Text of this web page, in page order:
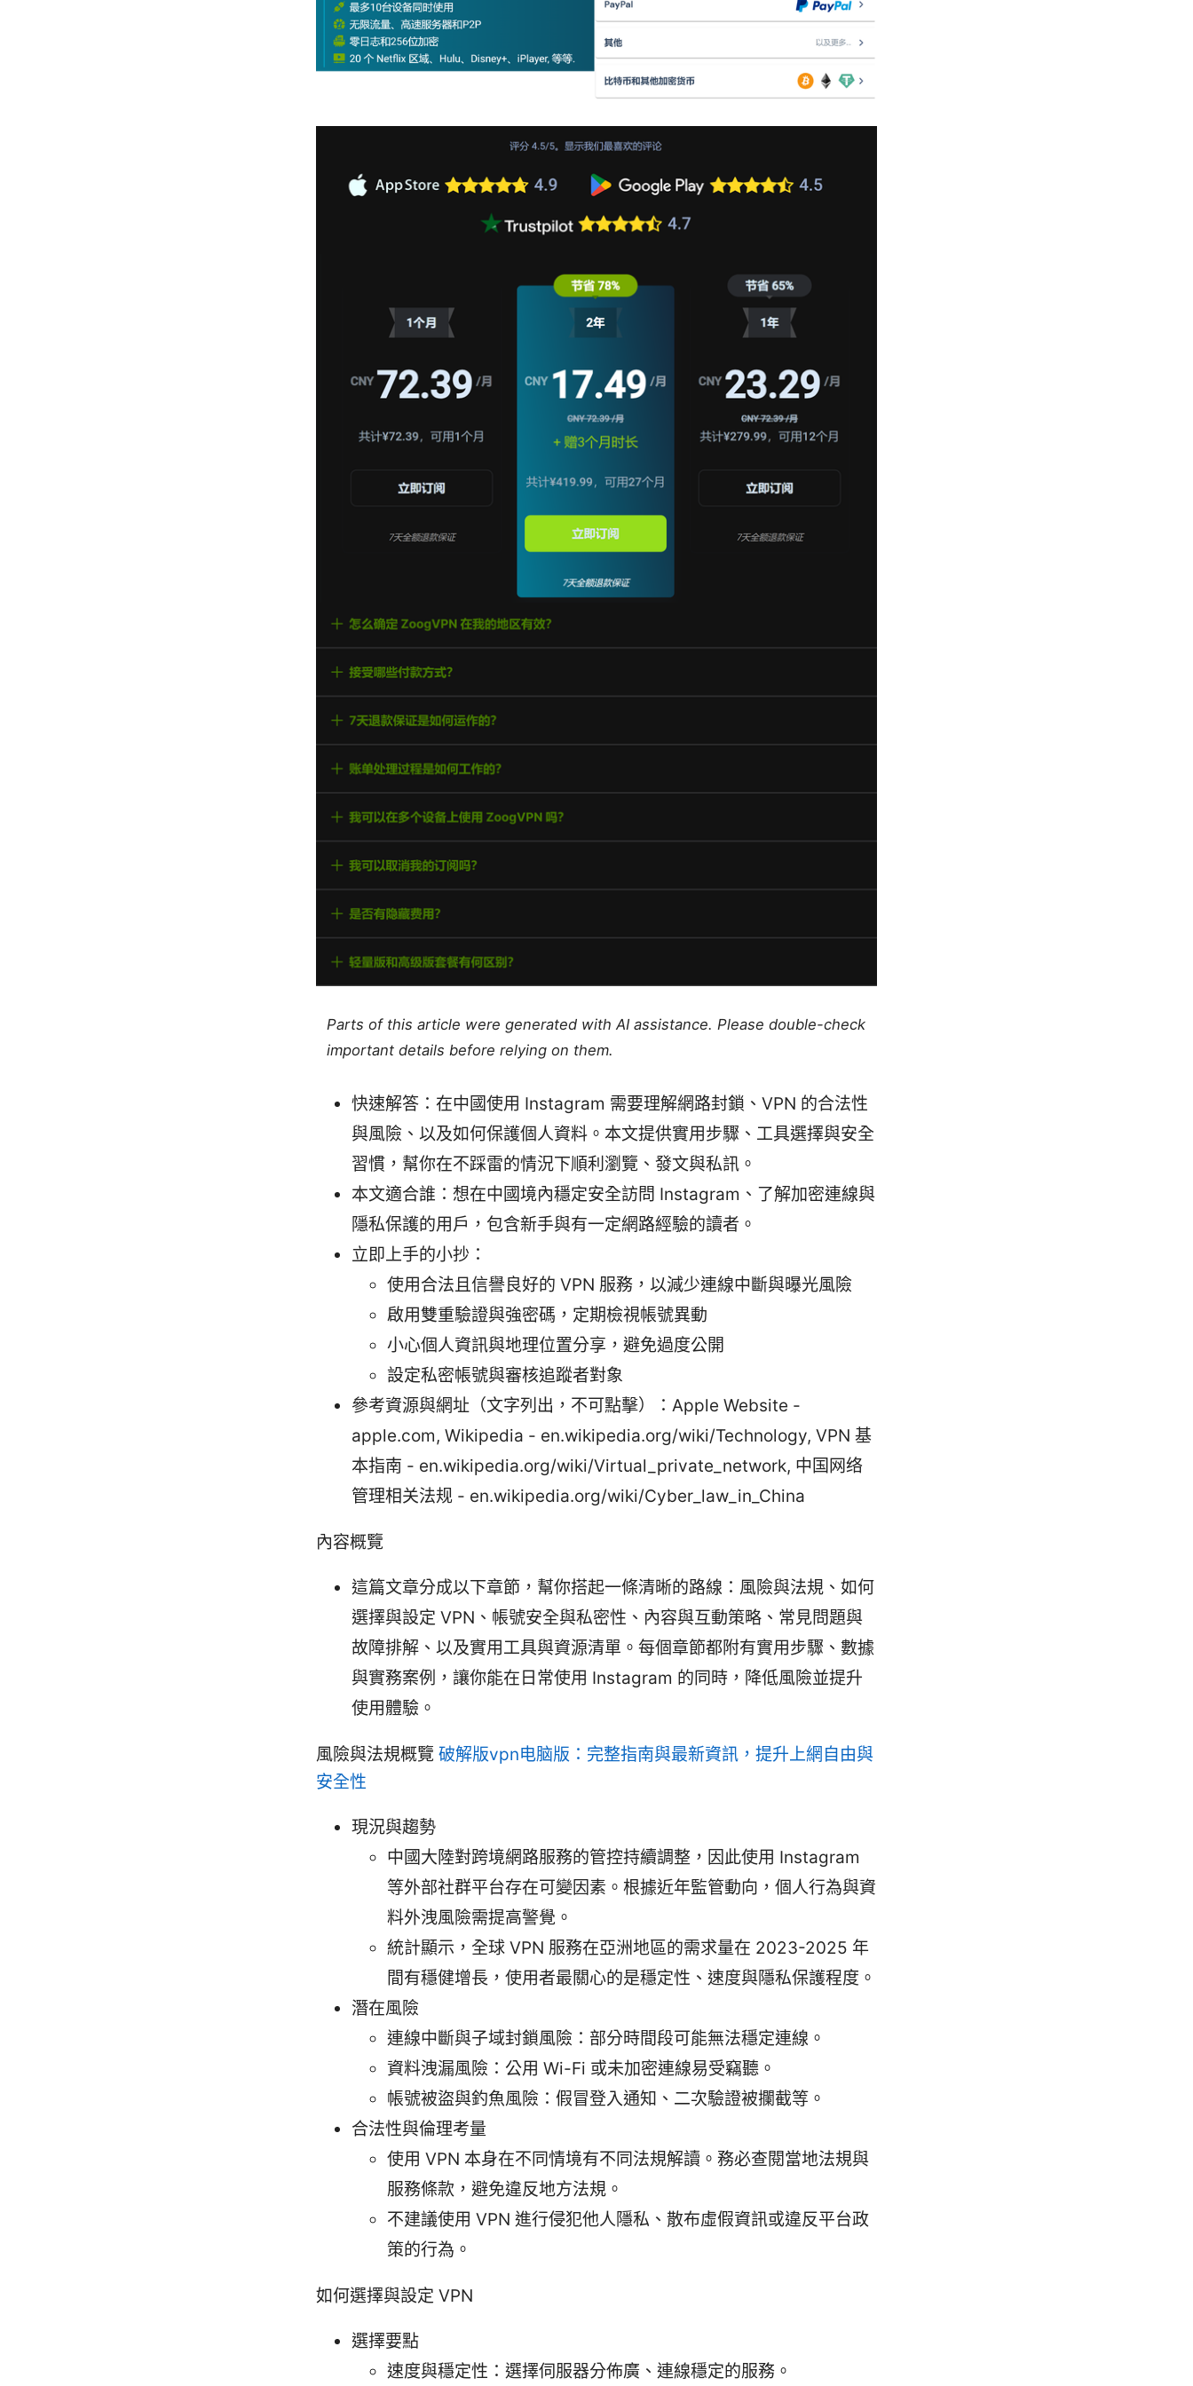
Parts of this article were generated with AI assistance. Please double-check
important details before relying on them.
快速解答：在中國使用 Instagram 需要理解網路封鎖、VPN 的合法性
與風險、以及如何保護個人資料。本文提供實用步驟、工具選擇與安全
習慣，幫你在不踩雷的情況下順利瀏覽、發文與私訊。
本文適合誰：想在中國境內穩定安全訪問 Instagram、了解加密連線與
隱私保護的用戶，包含新手與有一定網路經驗的讀者。
立即上手的小抄：
使用合法且信譽良好的 VPN 服務，以減少連線中斷與曝光風險
啟用雙重驗證與強密碼，定期檢視帳號異動
小心個人資訊與地理位置分享，避免過度公開
設定私密帳號與審核追蹤者對象
參考資源與網址（文字列出，不可點擊）：Apple Website -
apple.com, Wikipedia - en.wikipedia.org/wiki/Technology, VPN 基
本指南 - en.wikipedia.org/wiki/Virtual_private_network, 中国网络
管理相关法规 - en.wikipedia.org/wiki/Cyber_law_in_China
內容概覽
這篇文章分成以下章節，幫你搭起一條清晰的路線：風險與法規、如何
選擇與設定 VPN、帳號安全與私密性、內容與互動策略、常見問題與
故障排解、以及實用工具與資源清單。每個章節都附有實用步驟、數據
與實務案例，讓你能在日常使用 Instagram 的同時，降低風險並提升
使用體驗。
風險與法規概覽 破解版vpn电脑版：完整指南與最新資訊，提升上網自由與
安全性
現況與趨勢
中國大陸對跨境網路服務的管控持續調整，因此使用 Instagram
等外部社群平台存在可變因素。根據近年監管動向，個人行為與資
料外洩風險需提高警覺。
統計顯示，全球 VPN 服務在亞洲地區的需求量在 2023-2025 年
間有穩健增長，使用者最關心的是穩定性、速度與隱私保護程度。
潛在風險
連線中斷與子域封鎖風險：部分時間段可能無法穩定連線。
資料洩漏風險：公用 Wi-Fi 或未加密連線易受竊聽。
帳號被盜與釣魚風險：假冒登入通知、二次驗證被攔截等。
合法性與倫理考量
使用 VPN 本身在不同情境有不同法規解讀。務必查閱當地法規與
服務條款，避免違反地方法規。
不建議使用 VPN 進行侵犯他人隱私、散布虛假資訊或違反平台政
策的行為。
如何選擇與設定 VPN
選擇要點
速度與穩定性：選擇伺服器分佈廣、連線穩定的服務。